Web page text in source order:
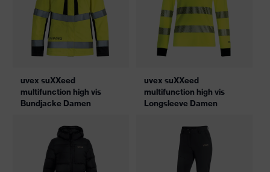
uvex suXXeed
multifunction high vis
Bundjacke Damen
uvex suXXeed
multifunction high vis
Longsleeve Damen